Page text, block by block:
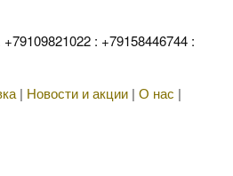
: +79158446744 :
| Новости и акции | О нас |